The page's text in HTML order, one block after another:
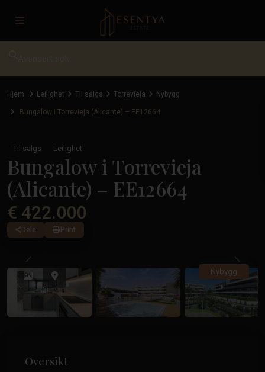
Hjem Leilighet Til salgs Torrevieja Nybygg
Bungalow i Torrevieja (Alicante) – EE12664
Til salgs Leilighet
Bungalow i Torrevieja
(Alicante) – EE12664
€ 422.000
Dele Print
Nybygg
Tidligere
Oversikt